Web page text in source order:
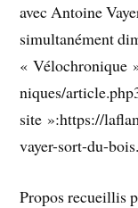
avec Antoine
simultanément
« Vélochronique
niques/
site »:https://
vayer-sort-du-bois.
Propos recueillis